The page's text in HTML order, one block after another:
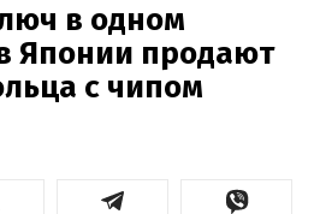
в одном
Японии продают
с чипом